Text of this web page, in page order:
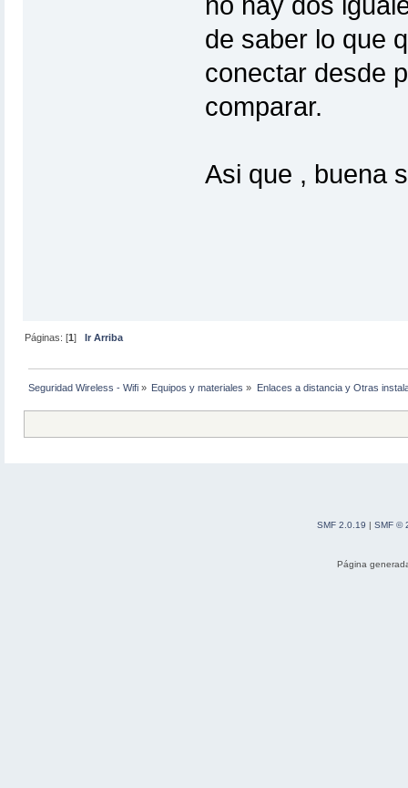
de saber lo que
conectar desde
comparar.
Asi que , buena
Páginas: [1]Ir Arriba
Seguridad Wireless - Wifi » Equipos y materiales » Enlaces a distancia y Otras
SMF 2.0.19 | SMF ©
Página